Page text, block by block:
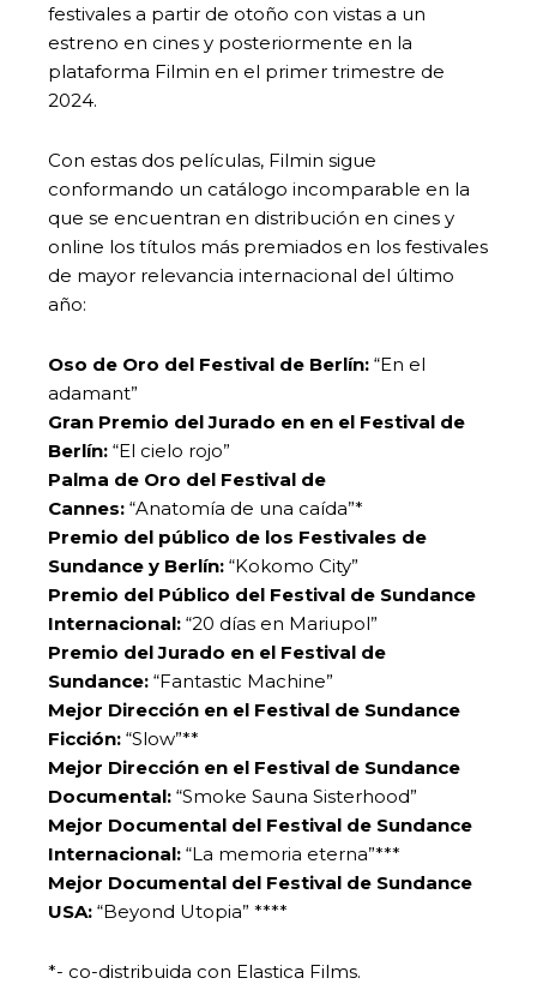
festivales a partir de otoño con vistas a un
estreno en cines y posteriormente en la
plataforma Filmin en el primer trimestre de
2024.
Con estas dos películas, Filmin sigue
conformando un catálogo incomparable en la
que se encuentran en distribución en cines y
online los títulos más premiados en los festivales
de mayor relevancia internacional del último
año:
Oso de Oro del Festival de Berlín: “En el
adamant”
Gran Premio del Jurado en en el Festival de
Berlín: “El cielo rojo”
Palma de Oro del Festival de
Cannes: “Anatomía de una caída”*
Premio del público de los Festivales de
Sundance y Berlín: “Kokomo City”
Premio del Público del Festival de Sundance
Internacional: “20 días en Mariupol”
Premio del Jurado en el Festival de
Sundance: “Fantastic Machine”
Mejor Dirección en el Festival de Sundance
Ficción: “Slow”**
Mejor Dirección en el Festival de Sundance
Documental: “Smoke Sauna Sisterhood”
Mejor Documental del Festival de Sundance
Internacional: “La memoria eterna”***
Mejor Documental del Festival de Sundance
USA: “Beyond Utopia” ****
*- co-distribuida con Elastica Films.